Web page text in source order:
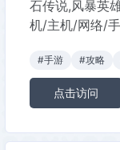
石传说,风暴英
机/主机/网络/
#手游 #攻略
点击访问